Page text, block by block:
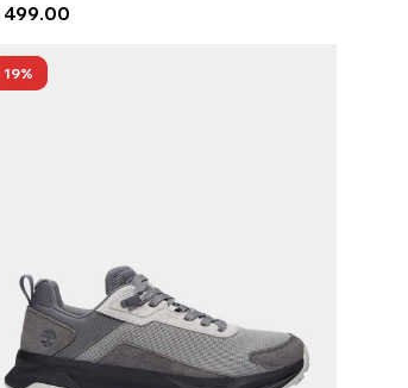
499.00
19